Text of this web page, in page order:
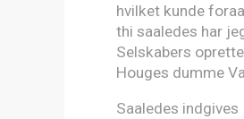
hvilket kunde
thi saaledes har
Selskabers
Houges dumme
Saaledes